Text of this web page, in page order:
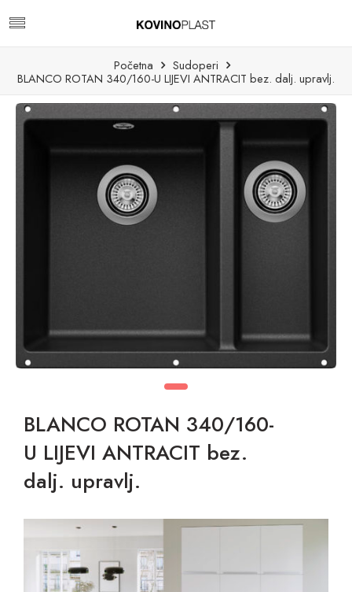
Početna
Sudoperi
BLANCO ROTAN 340/160-U LIJEVI ANTRACIT bez. dalj. upravlj.
BLANCO ROTAN 340/160-
U LIJEVI ANTRACIT bez.
dalj. upravlj.